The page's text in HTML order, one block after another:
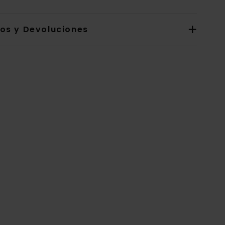
y Devoluciones